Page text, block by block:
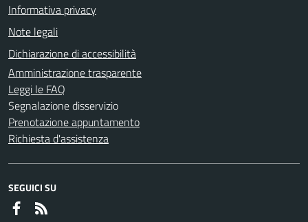
Informativa privacy
Note legali
Dichiarazione di accessibilità
Amministrazione trasparente
Leggi le FAQ
Segnalazione disservizio
Prenotazione appuntamento
Richiesta d'assistenza
SEGUICI SU